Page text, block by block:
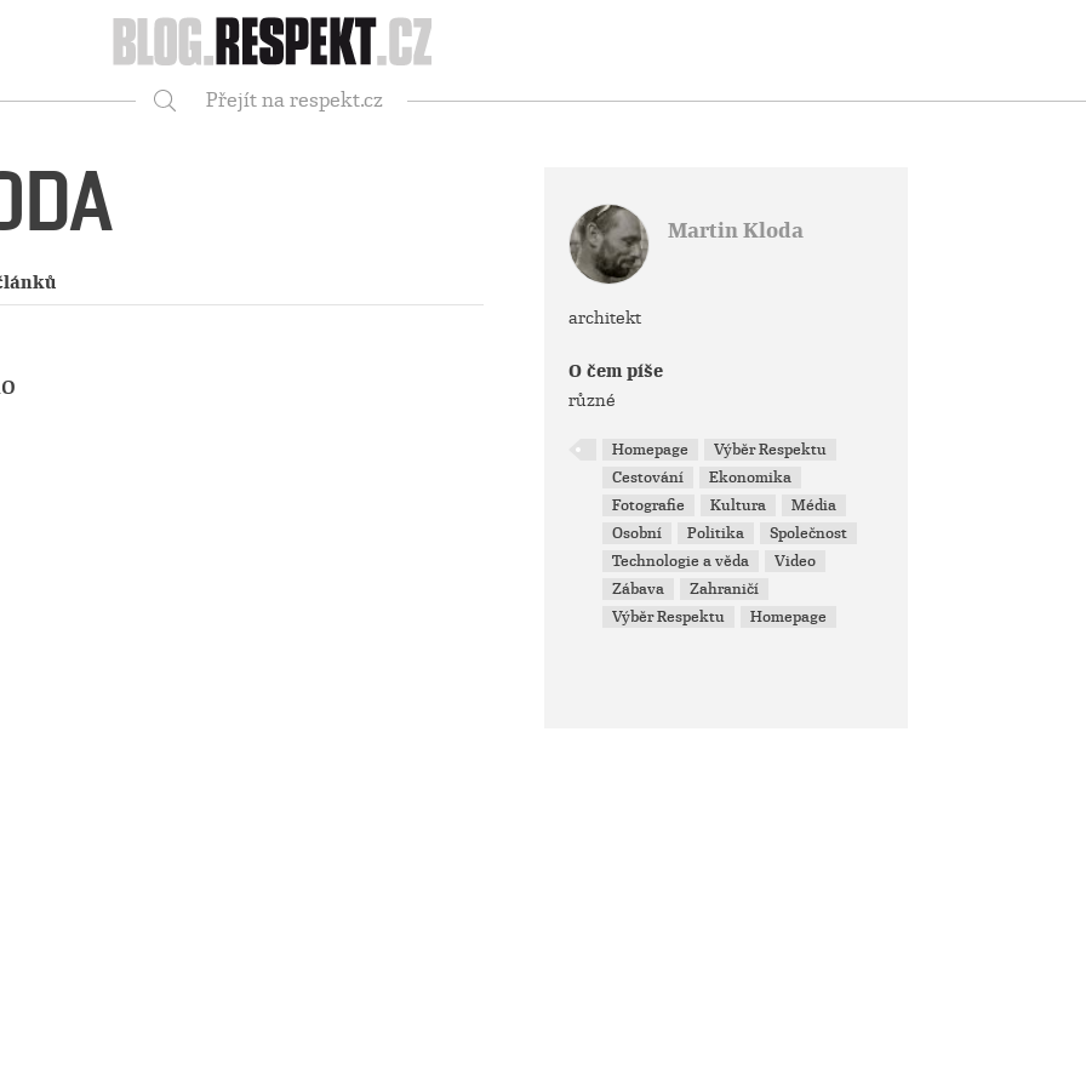
Respekt
Přejít na respekt.cz
Martin Kloda
architekt
O čem píše
různé
Homepage
Výběr Respektu
Cestování
Ekonomika
Fotografie
Kultura
Média
Osobní
Politika
Společnost
Technologie a věda
Video
Zábava
Zahraničí
Výběr Respektu
Homepage